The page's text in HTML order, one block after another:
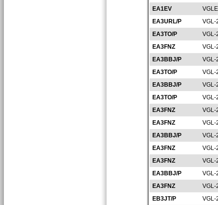
EA1EV
EA3URL/P
VGL-
EA3TO/P
VGL-
EA3FNZ
VGL-
EA3BBJ/P
VGL-
EA3TO/P
VGL-
EA3BBJ/P
VGL-
EA3TO/P
VGL-
EA3FNZ
VGL-
EA3FNZ
VGL-
EA3BBJ/P
VGL-
EA3FNZ
VGL-
EA3FNZ
VGL-
EA3BBJ/P
VGL-
EA3FNZ
VGL-
EB3JT/P
VGL-